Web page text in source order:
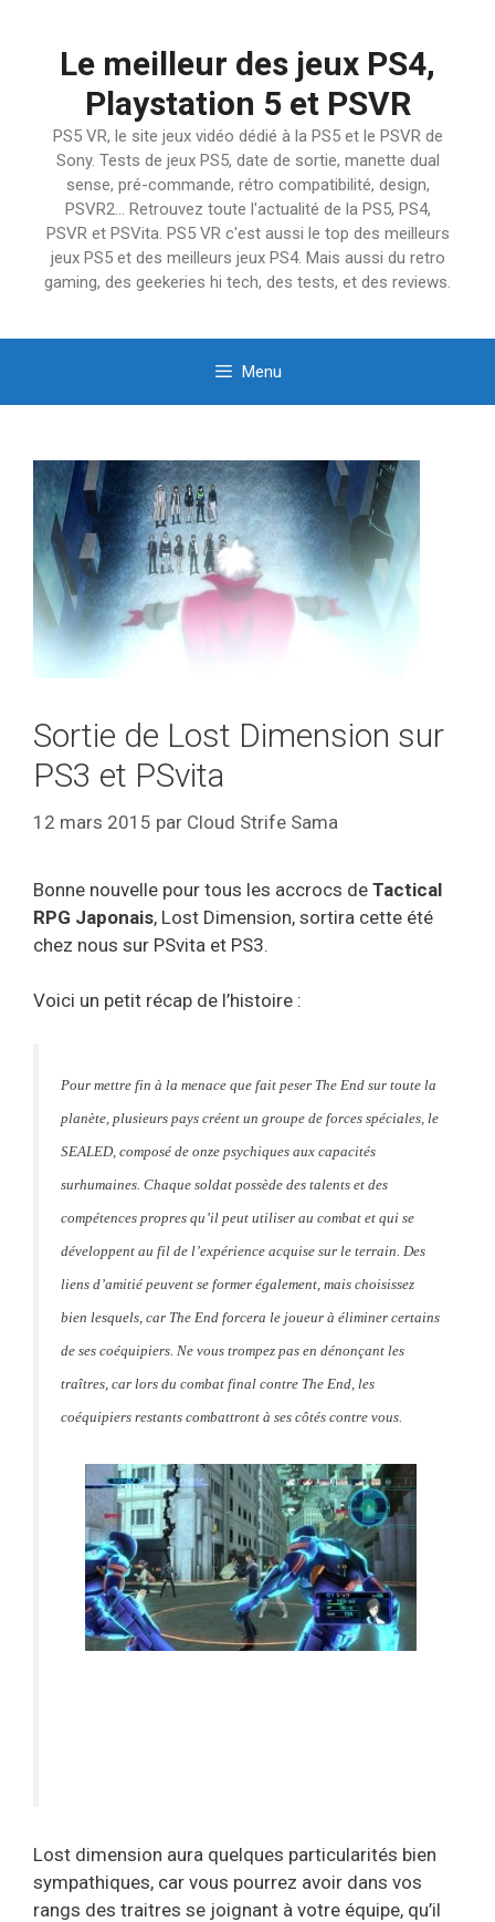
Le meilleur des jeux PS4,
Playstation 5 et PSVR
PS5 VR, le site jeux vidéo dédié à la PS5 et le PSVR de
Sony. Tests de jeux PS5, date de sortie, manette dual
sense, pré-commande, rétro compatibilité, design,
PSVR2… Retrouvez toute l'actualité de la PS5, PS4,
PSVR et PSVita. PS5 VR c'est aussi le top des meilleurs
jeux PS5 et des meilleurs jeux PS4. Mais aussi du retro
gaming, des geekeries hi tech, des tests, et des reviews.
Menu
Sortie de Lost Dimension sur
PS3 et PSvita
12 mars 2015 par Cloud Strife Sama
Bonne nouvelle pour tous les accrocs de Tactical
RPG Japonais, Lost Dimension, sortira cette été
chez nous sur PSvita et PS3.
Voici un petit récap de l’histoire :
Pour mettre fin à la menace que fait peser The End sur toute la
planète, plusieurs pays créent un groupe de forces spéciales, le
SEALED, composé de onze psychiques aux capacités
surhumaines. Chaque soldat possède des talents et des
compétences propres qu’il peut utiliser au combat et qui se
développent au fil de l’expérience acquise sur le terrain. Des
liens d’amitié peuvent se former également, mais choisissez
bien lesquels, car The End forcera le joueur à éliminer certains
de ses coéquipiers. Ne vous trompez pas en dénonçant les
traîtres, car lors du combat final contre The End, les
coéquipiers restants combattront à ses côtés contre vous.
Lost dimension aura quelques particularités bien
sympathiques, car vous pourrez avoir dans vos
rangs des traitres se joignant à votre équipe, qu’il